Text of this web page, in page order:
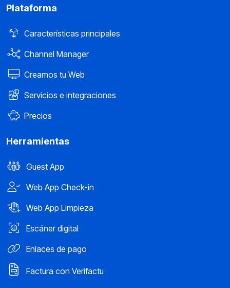
Plataforma
Características principales
Channel Manager
Creamos tu Web
Servicios e integraciones
Precios
Herramientas
Guest App
Web App Check-in
Web App Limpieza
Escáner digital
Enlaces de pago
Factura con Verifactu